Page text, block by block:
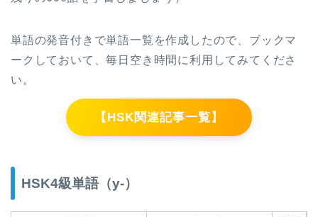
単語の発音付きで単語一覧を作成したので、 ブックマ
ークしておいて、毎日空き時間に利用してみてくださ
い 。
【HSK関連記事一覧】
HSK4級単語（y-）